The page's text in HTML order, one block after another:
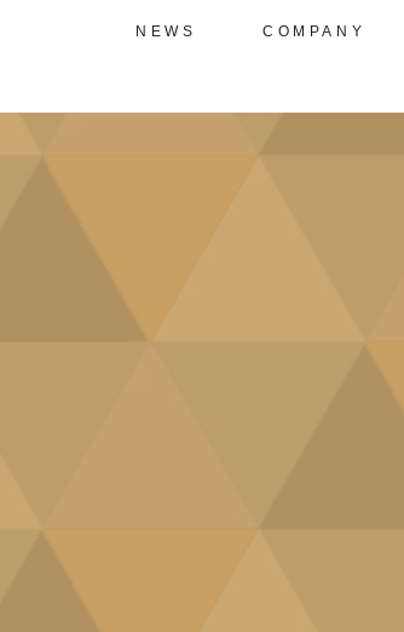
NEWS COMPANY